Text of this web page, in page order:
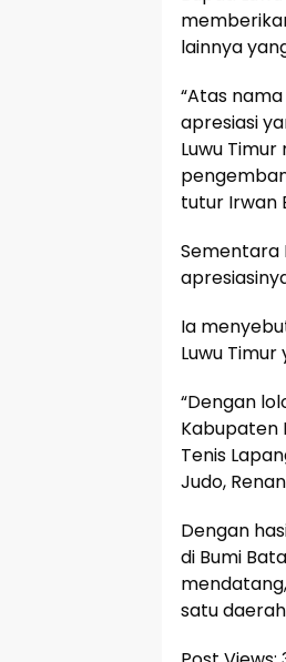
lainnya
“Atas
apresiasi
Luwu
tutur Irwan
Sementara
Ia
Luwu
“Dengan
Kabupaten
Tenis
Judo,
Dengan
di Bumi
satu